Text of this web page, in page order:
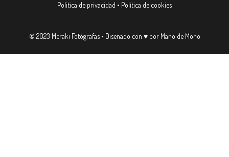
Politica de privacidad • Política de cookies
© 2023 Meraki Fotógrafas • Diseñado con ♥ por Mano de Mono